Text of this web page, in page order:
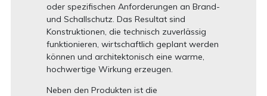
oder spezifischen Anforderungen an Brand-
und Schallschutz. Das Resultat sind
Konstruktionen, die technisch zuverlässig
funktionieren, wirtschaftlich geplant werden
können und architektonisch eine warme,
hochwertige Wirkung erzeugen.
Neben den Produkten ist die